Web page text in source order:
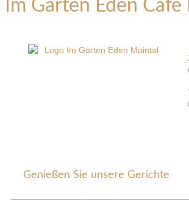
Im Garten Eden
Genießen Sie unsere Gerichte